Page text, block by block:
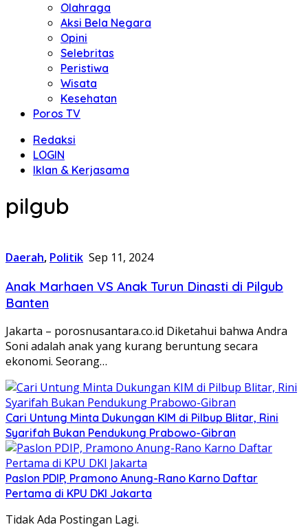
Olahraga
Aksi Bela Negara
Opini
Selebritas
Peristiwa
Wisata
Kesehatan
Poros TV
Redaksi
LOGIN
Iklan & Kerjasama
pilgub
Daerah, Politik Sep 11, 2024
Anak Marhaen VS Anak Turun Dinasti di Pilgub
Banten
Jakarta – porosnusantara.co.id Diketahui bahwa Andra
Soni adalah anak yang kurang beruntung secara
ekonomi. Seorang…
Cari Untung Minta Dukungan KIM di Pilbup Blitar, Rini
Syarifah Bukan Pendukung Prabowo-Gibran
Paslon PDIP, Pramono Anung-Rano Karno Daftar
Pertama di KPU DKI Jakarta
Tidak Ada Postingan Lagi.